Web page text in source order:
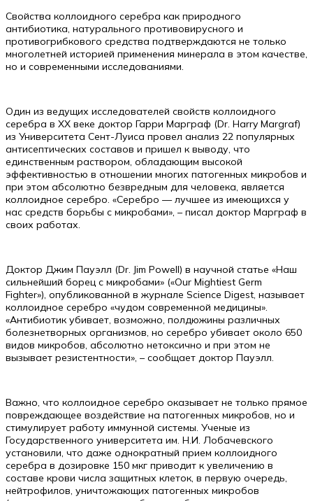
Свойства коллоидного серебра как природного
антибиотика, натурального противовирусного и
противогрибкового средства подтверждаются не только
многолетней историей применения минерала в этом качестве,
но и современными исследованиями.
Один из ведущих исследователей свойств коллоидного
серебра в ХХ веке доктор Гарри Марграф (Dr. Harry Margraf)
из Университета Сент-Луиса провел анализ 22 популярных
антисептических составов и пришел к выводу, что
единственным раствором, обладающим высокой
эффективностью в отношении многих патогенных микробов и
при этом абсолютно безвредным для человека, является
коллоидное серебро. «Серебро — лучшее из имеющихся у
нас средств борьбы с микробами», – писал доктор Марграф в
своих работах.
Доктор Джим Пауэлл (Dr. Jim Powell) в научной статье «Наш
сильнейший борец с микробами» («Our Mightiest Germ
Fighter»), опубликованной в журнале Science Digest, называет
коллоидное серебро «чудом современной медицины».
«Антибиотик убивает, возможно, полдюжины различных
болезнетворных организмов, но серебро убивает около 650
видов микробов, абсолютно нетоксично и при этом не
вызывает резистентности», – сообщает доктор Пауэлл.
Важно, что коллоидное серебро оказывает не только прямое
повреждающее воздействие на патогенных микробов, но и
стимулирует работу иммунной системы. Ученые из
Государственного университета им. Н.И. Лобачевского
установили, что даже однократный прием коллоидного
серебра в дозировке 150 мкг приводит к увеличению в
составе крови числа защитных клеток, в первую очередь,
нейтрофилов, уничтожающих патогенных микробов